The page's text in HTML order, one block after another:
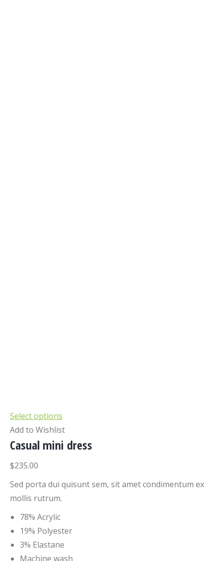
Select options
Add to Wishlist
Casual mini dress
$235.00
Sed porta dui quisunt sem, sit amet condimentum ex
mollis rutrum.
78% Acrylic
19% Polyester
3% Elastane
Machine wash